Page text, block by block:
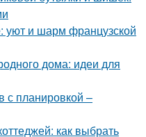
уют и шарм французской
дома: идеи для
с планировкой –
как выбрать